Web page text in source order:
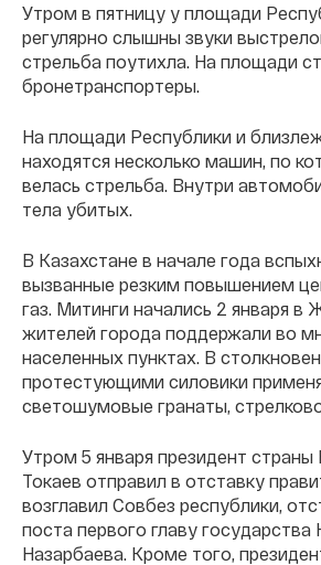
Утром в пятницу у площади
регулярно слышны звуки
стрельба поутихла. На площади
бронетранспортеры.
На площади Республики и
находятся несколько машин, по
велась стрельба. Внутри
тела убитых.
В Казахстане в начале года
вызванные резким повышением
газ. Митинги начались 2 января в
жителей города поддержали во
населенных пунктах. В
протестующими силовики
светошумовые гранаты,
Утром 5 января президент
Токаев отправил в отставку
возглавил Совбез республики,
поста первого главу государства
Назарбаева. Кроме того,